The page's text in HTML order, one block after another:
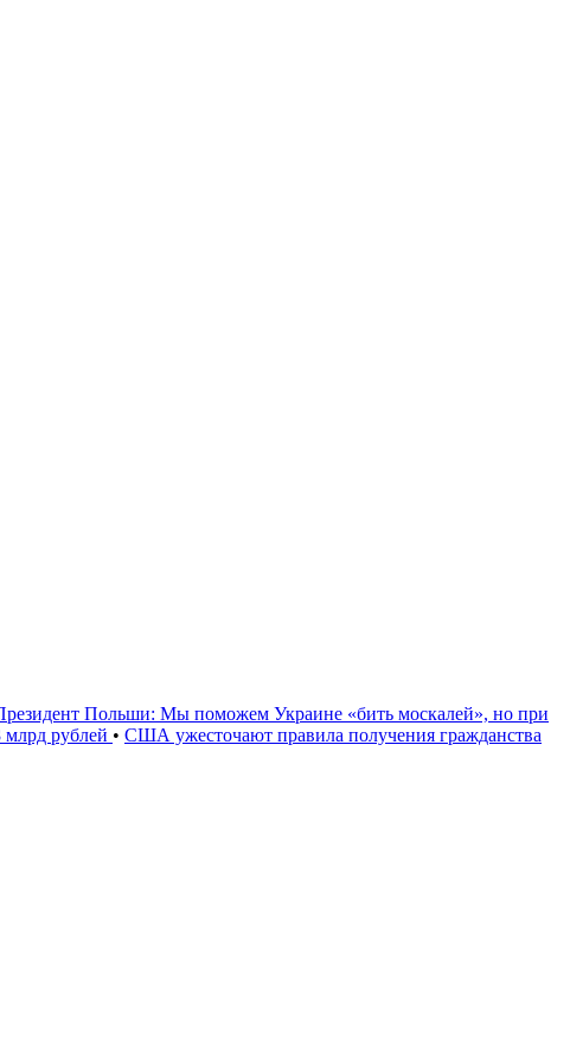
Польши: Мы поможем Украине «бить москалей», но при
рублей • США ужесточают правила получения гражданства